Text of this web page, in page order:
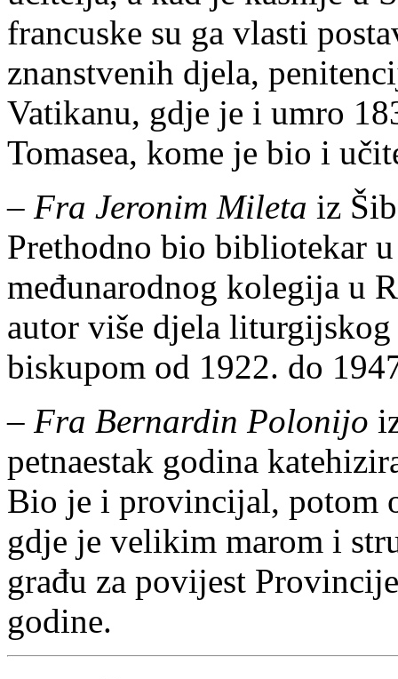
francuske su ga vlasti
znanstvenih djela,
Vatikanu, gdje je i umro
Tomasea, kome je bio i
– Fra Jeronim Mileta iz
Prethodno bio bibliotekar
međunarodnog kolegija u
autor više djela
biskupom od 1922. do
– Fra Bernardin Polonijo
petnaestak godina
Bio je i provincijal, potom
gdje je velikim marom i
građu za povijest
godine.